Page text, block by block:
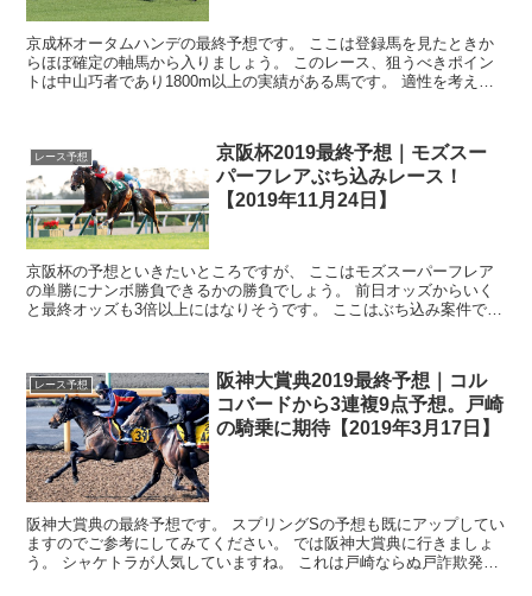
京成杯オータムハンデの最終予想です。 ここは登録馬を見たときか
らほぼ確定の軸馬から入りましょう。 このレース、狙うべきポイン
トは中山巧者であり1800m以上の実績がある馬です。 適性を考えつ
レース予想
京阪杯2019最終予想｜モズスー
パーフレアぶち込みレース！
【2019年11月24日】
京阪杯の予想といきたいところですが、 ここはモズスーパーフレア
の単勝にナンボ勝負できるかの勝負でしょう。 前日オッズからいく
と最終オッズも3倍以上にはなりそうです。 ここはぶち込み案件でし
レース予想
阪神大賞典2019最終予想｜コル
コバードから3連複9点予想。戸崎
の騎乗に期待【2019年3月17日】
阪神大賞典の最終予想です。 スプリングSの予想も既にアップしてい
ますのでご参考にしてみてください。 では阪神大賞典に行きましょ
う。 シャケトラが人気していますね。 これは戸崎ならぬ戸詐欺発動